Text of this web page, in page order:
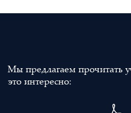
Мы предлагаем прочитать
это интересно: